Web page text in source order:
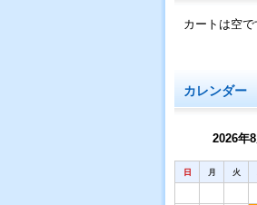
カートは空で
カレンダー
2026年8
日 月 火